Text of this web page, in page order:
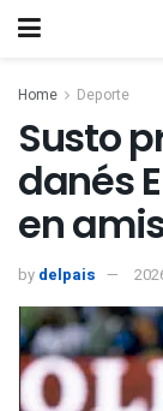
Home Deporte
Susto
danés
en
by delpais